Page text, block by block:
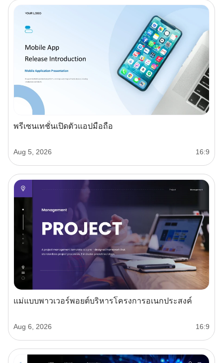
พรีเซนเทชั่นเปิดตัวแอปมือถือ
Aug 5, 2026 16:9
แม่แบบพาวเวอร์พอยต์บริหารโครงการอเนกประสงค์
Aug 6, 2026 16:9